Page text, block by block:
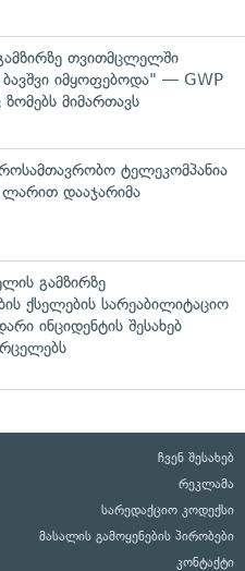
თვითმცლელში
იმყოფებოდა" — GWP
მიმართავს
ტელეკომპანია
დააჯარიმა
გამზირზე
ქსელების სარეაბილიტაციო
ინციდენტის შესახებ
ჩვენ შესახებ
რეკლამა
სარედაქციო კოდექსი
მასალის გამოყენების პირობები
კონტაქტი